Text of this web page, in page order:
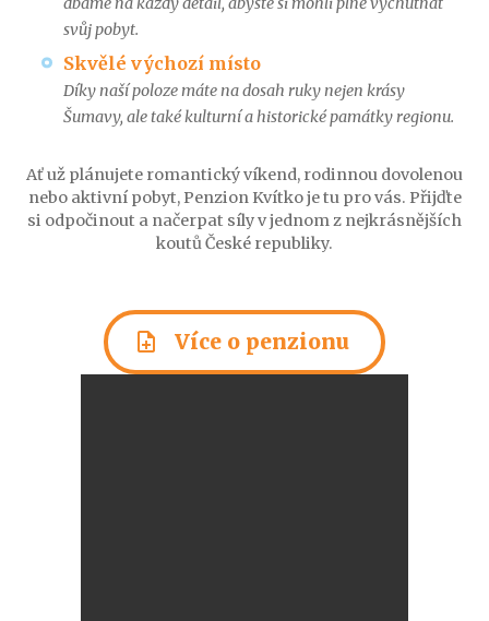
svůj pobyt.
Skvělé výchozí místo
Díky naší poloze máte na dosah ruky nejen krásy
Šumavy, ale také kulturní a historické památky regionu.
Ať už plánujete romantický víkend, rodinnou dovolenou
nebo aktivní pobyt, Penzion Kvítko je tu pro vás. Přijďte
si odpočinout a načerpat síly v jednom z nejkrásnějších
koutů České republiky.
note_add Více o penzionu